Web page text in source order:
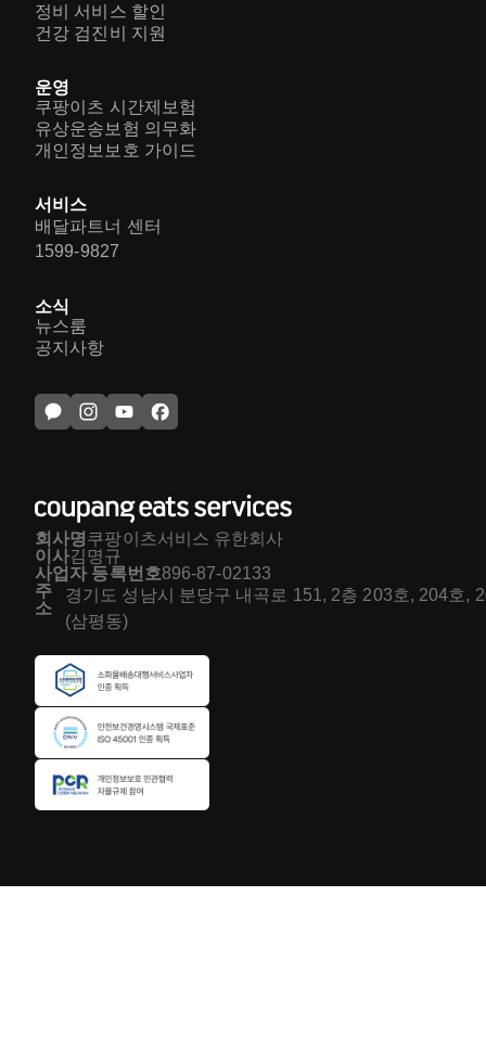
정비 서비스 할인
건강 검진비 지원
운영
쿠팡이츠 시간제보험
유상운송보험 의무화
개인정보보호 가이드
서비스
배달파트너 센터
1599-9827
소식
뉴스룸
공지사항
회사명쿠팡이츠서비스 유한회사
이사김명규
사업자 등록번호896-87-02133
주
소
경기도 성남시 분당구 내곡로 151, 2층 203호, 204호,
(삼평동)